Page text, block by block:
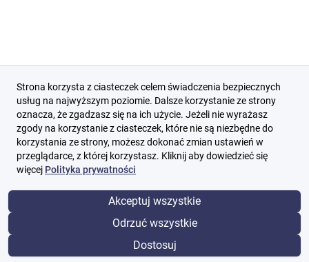
Strona korzysta z ciasteczek celem świadczenia bezpiecznych
usług na najwyższym poziomie. Dalsze korzystanie ze strony
oznacza, że zgadzasz się na ich użycie. Jeżeli nie wyrażasz
zgody na korzystanie z ciasteczek, które nie są niezbędne do
korzystania ze strony, możesz dokonać zmian ustawień w
przeglądarce, z której korzystasz. Kliknij aby dowiedzieć się
więcej Polityka prywatności
Akceptuj wszystkie
Odrzuć wszystkie
Dostosuj